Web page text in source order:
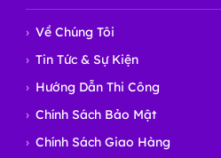
Về Chúng Tôi
Tin Tức & Sự Kiện
Hướng Dẫn Thi Công
Chính Sách Bảo Mật
Chính Sách Giao Hàng